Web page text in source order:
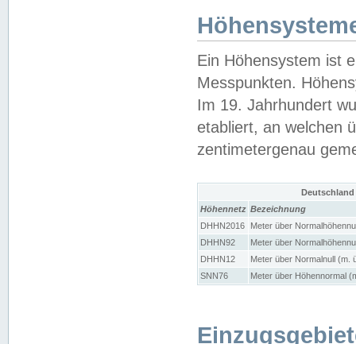
Ein Höhensystem ist
Messpunkten.
Im 19. Jahrhundert
etabliert, an welchen
zentimetergenau
Höhennetz Bezeichnung
DHHN2016
Meter über
DHHN92
Meter über
DHHN12
Meter über Normalnull (m.
SNN76
Meter über Höhennormal